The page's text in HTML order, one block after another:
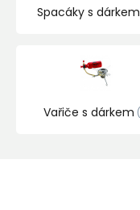
Spacáky s dárkem
Vařiče s dárkem